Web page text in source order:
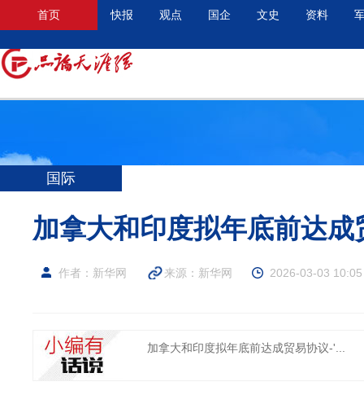
首页 快报 观点 国企 文史 资料
国际
加拿大和印度拟年底前达成
作者：新华网 来源： 新华网 2026-03-03 10:05
加拿大和印度拟年底前达成贸易协议-'...